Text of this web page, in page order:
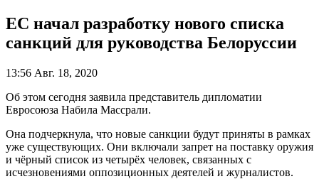
ЕС начал разработку нового списка
санкций для руководства Белоруссии
13:56 Авг. 18, 2020
Об этом сегодня заявила представитель дипломатии
Евросоюза Набила Массрали.
Она подчеркнула, что новые санкции будут приняты в рамках
уже существующих. Они включали запрет на поставку оружия
и чёрный список из четырёх человек, связанных с
исчезновениями оппозиционных деятелей и журналистов.